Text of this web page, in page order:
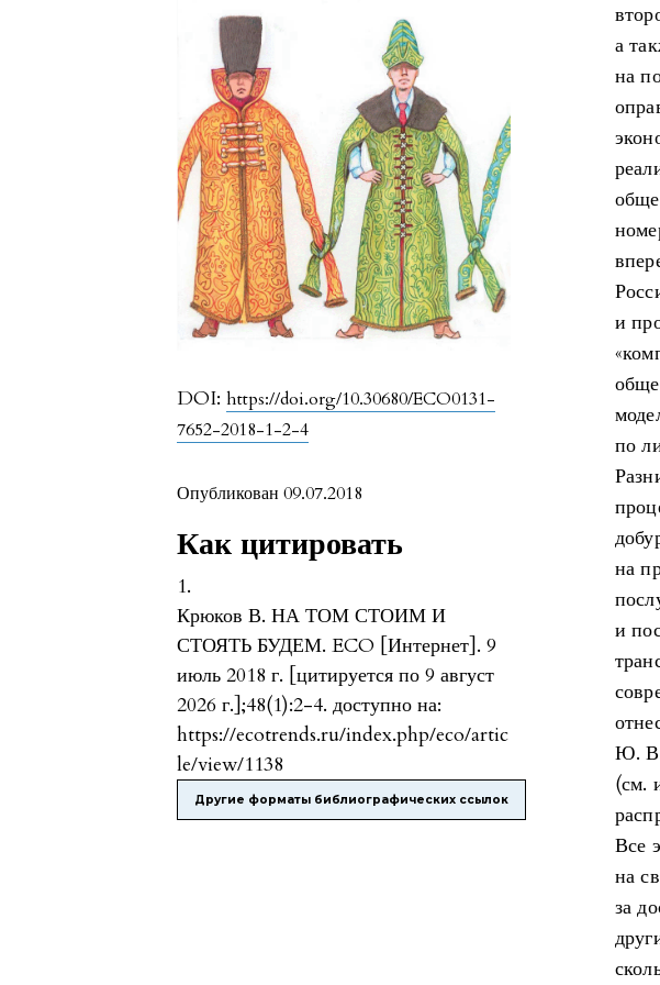
DOI:https://doi.org/10.30680/ECO0131-
7652-2018-1-2-4
Опубликован 09.07.2018
Как цитировать
1.
Крюков В. НА ТОМ СТОИМ И
СТОЯТЬ БУДЕМ. ECO [Интернет]. 9
июль 2018 г. [цитируется по 9 август
2026 г.];48(1):2-4. доступно на:
https://ecotrends.ru/index.php/eco/artic
le/view/1138
Другие форматы библиографических ссылок
а
на
и
по
на
и
Ю.
(см.
Все
на
за